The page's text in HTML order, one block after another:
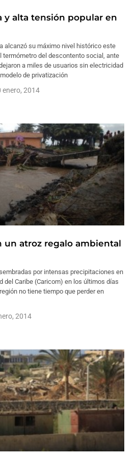
y alta tensión popular en
alcanzó su máximo nivel histórico este
termómetro del descontento social, ante
a miles de usuarios sin electricidad
de privatización
enero, 2014
un atroz regalo ambiental
por intensas precipitaciones en
del Caribe (Caricom) en los últimos días
no tiene tiempo que perder en
2014